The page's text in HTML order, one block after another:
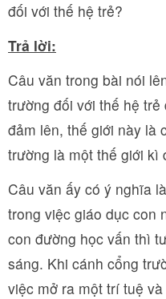
đối với thế hệ trẻ?
Trả lời:
Câu văn trong bài nói
trường đối với thế hệ
đảm lên, thế giới này là
trường là một thế giới kì
Câu văn ấy có ý nghĩa
trong việc giáo dục con
con đường học vấn thì
sáng. Khi cánh cổng
việc mở ra một trí tuệ